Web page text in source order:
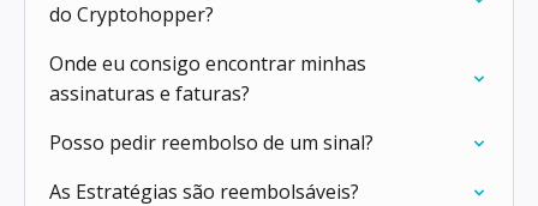
do Cryptohopper?
Onde eu consigo encontrar minhas
assinaturas e faturas?
Posso pedir reembolso de um sinal?
As Estratégias são reembolsáveis?